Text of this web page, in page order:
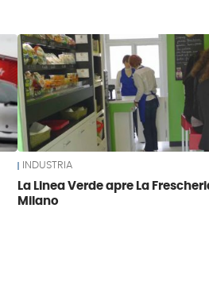
INDUSTRIA
La Linea Verde apre La
Milano